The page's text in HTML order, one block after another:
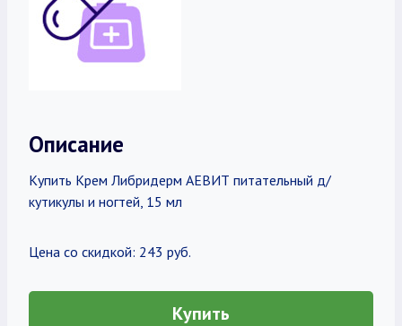
Описание
Купить Крем Либридерм АЕВИТ питательный д/
кутикулы и ногтей, 15 мл
Цена со скидкой: 243 руб.
Купить